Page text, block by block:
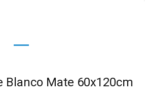
1
Blanco Mate 60x120cm